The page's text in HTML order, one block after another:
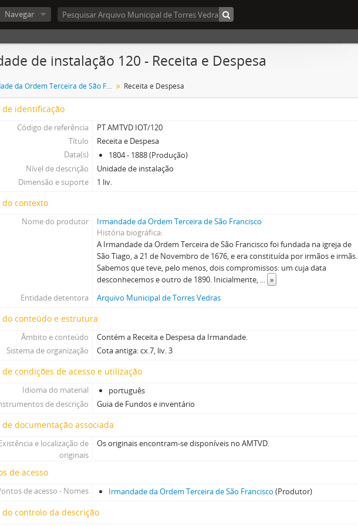
Navegar
de instalação 120 - Receita e Despesa
Irmandade da Ordem Terceira de São Francisco Receita e Despesa
de identificação
Código de referência
PT AMTVD IOT/120
Título
Receita e Despesa
Data(s)
1804 - 1888 (Produção)
Nível de descrição
Unidade de instalação
Dimensão e suporte
1 liv.
do contexto
Nome do produtor
Irmandade da Ordem Terceira de São Francisco
História biográfica
A Irmandade da Ordem Terceira de São Francisco foi fundada na igreja de
São Tiago, a 21 de Novembro de 1676, e era constituída por irmãos e irmãs.
Sabemos que teve, pelo menos, dois compromissos: um cuja data
desconhecemos e outro de 1890. Inicialmente, ... »
Entidade detentora
Arquivo Municipal de Torres Vedras
do conteúdo e estrutura
Âmbito e conteúdo
Contém a Receita e Despesa da Irmandade.
Sistema de organização
Cota antiga: cx.7, liv. 3
de condições de acesso e utilização
Idioma do material
português
de descrição
Guia de Fundos e inventário
de documentação associada
e localização de
originais
Os originais encontram-se disponíveis no AMTVD.
de acesso
de acesso - Nomes Irmandade da Ordem Terceira de São Francisco (Produtor)
do controlo da descrição